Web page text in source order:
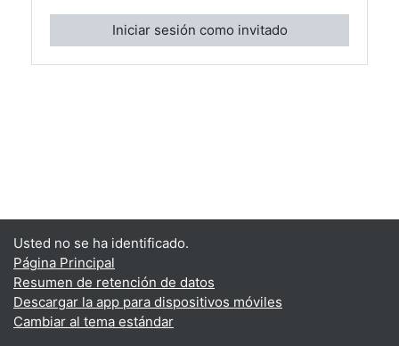
Iniciar sesión como invitado
Usted no se ha identificado.
Página Principal
Resumen de retención de datos
Descargar la app para dispositivos móviles
Cambiar al tema estándar